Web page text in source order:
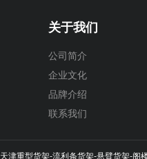
关于我们
公司简介
企业文化
品牌介绍
联系我们
天津重型货架-流利条货架-悬臂货架-阁